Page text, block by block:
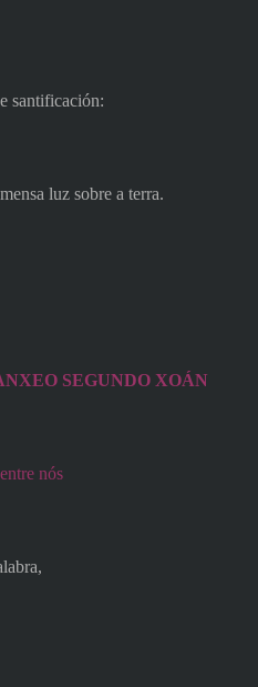
santificación:
luz sobre a terra.
SEGUNDO XOÁN
nós